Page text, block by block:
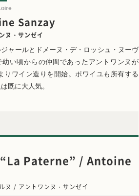
Sanzay
ヌ・サンゼイ
ャールとドメーヌ・デ・ロッシュ・ヌーヴ
幼い頃からの仲間であったアントワンヌが
りワイン造りを開始。ポワイユも所有する
既に大人気。
Paterne” / Antoine
ヌ / アントワンヌ・サンゼイ